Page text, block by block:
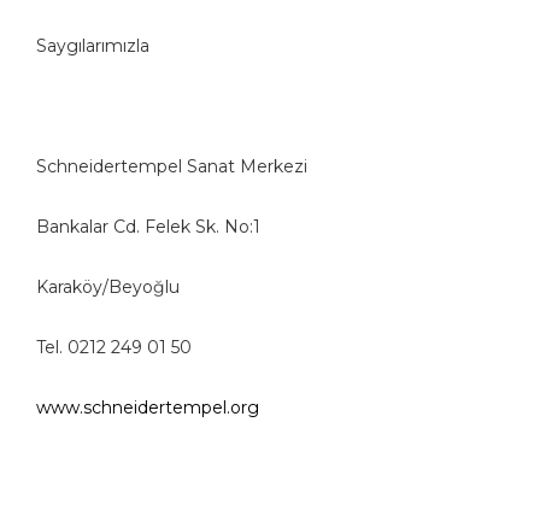
Saygılarımızla
Schneidertempel Sanat Merkezi
Bankalar Cd. Felek Sk. No:1
Karaköy/Beyoğlu
Tel. 0212 249 01 50
www.schneidertempel.org